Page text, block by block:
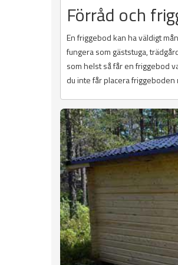
Förråd och
En friggebod kan ha väldigt
fungera som gäststuga,
som helst så får en friggebod
du inte får placera